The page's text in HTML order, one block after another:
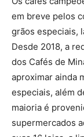
em breve pelos
grãos especiais,
Desde 2018, a
dos Cafés de
aproximar ainda
especiais, além
maioria é
supermercados